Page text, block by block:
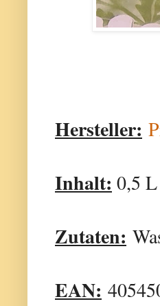
Hersteller:
Inhalt: 0,5 L
Zutaten:
EAN: